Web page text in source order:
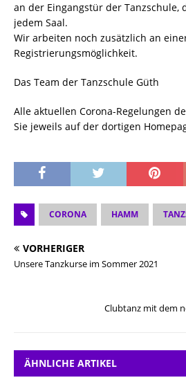
an der Eingangstür der Tanzschule,
jedem Saal.
Wir arbeiten noch zusätzlich an
Registrierungsmöglichkeit.
Das Team der Tanzschule Güth
Alle aktuellen Corona-Regelungen
Sie jeweils auf der dortigen
CORONA HAMM
VORHERIGER
Unsere Tanzkurse im Sommer 2021
Clubtanz mit dem
ÄHNLICHE ARTIKEL